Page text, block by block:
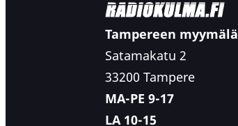
Tampereen myymälä
Satamakatu 2
33200 Tampere
MA-PE 9-17
LA 10-15